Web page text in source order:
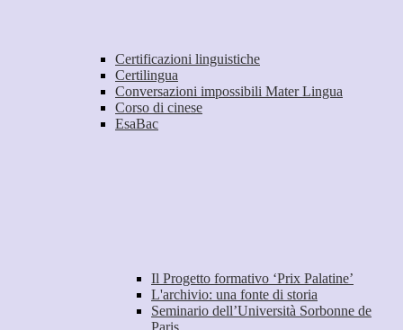
Certificazioni linguistiche
Certilingua
Conversazioni impossibili Mater Lingua
Corso di cinese
EsaBac
Il Progetto formativo ‘Prix Palatine’
L'archivio: una fonte di storia
Seminario dell’Università Sorbonne de